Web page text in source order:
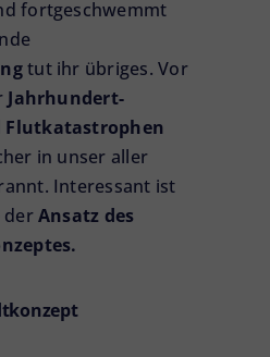
fortgeschwemmt
tut ihr übriges. Vor
Jahrhundert-
Flutkatastrophen
in unser aller
Interessant ist
derAnsatz des
.